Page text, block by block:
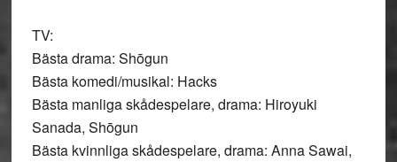
TV:
Bästa drama: Shōgun
Bästa komedi/musikal: Hacks
Bästa manliga skådespelare, drama: Hiroyuki
Sanada, Shōgun
Bästa kvinnliga skådespelare, drama: Anna Sawai,